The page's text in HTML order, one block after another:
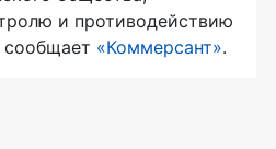
и противодействию
«Коммерсант».